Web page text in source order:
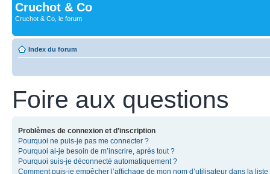
Cruchot & Co
Cruchot & Co, le forum
Index du forum
Foire aux questions
Problèmes de connexion et d’inscription
Pourquoi ne puis-je pas me connecter ?
Pourquoi ai-je besoin de m’inscrire, après tout ?
Pourquoi suis-je déconnecté automatiquement ?
Comment puis-je empêcher l’affichage de mon nom d’utilisateur dans la liste